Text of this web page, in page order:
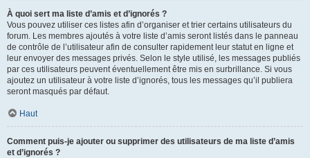
À quoi sert ma liste d’amis et d’ignorés ?
Vous pouvez utiliser ces listes afin d’organiser et trier certains utilisateurs du
forum. Les membres ajoutés à votre liste d’amis seront listés dans le panneau
de contrôle de l’utilisateur afin de consulter rapidement leur statut en ligne et
leur envoyer des messages privés. Selon le style utilisé, les messages publiés
par ces utilisateurs peuvent éventuellement être mis en surbrillance. Si vous
ajoutez un utilisateur à votre liste d’ignorés, tous les messages qu’il publiera
seront masqués par défaut.
Haut
Comment puis-je ajouter ou supprimer des utilisateurs de ma liste d’amis
et d’ignorés ?